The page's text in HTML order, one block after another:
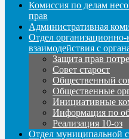
Комиссия по делам
прав
Административная
Отдел
взаимодействия с
Защита прав
Совет старост
Общественный
Общественные
Инициативные
Информация по
Реализация 10-оз
Отдел муниципальной